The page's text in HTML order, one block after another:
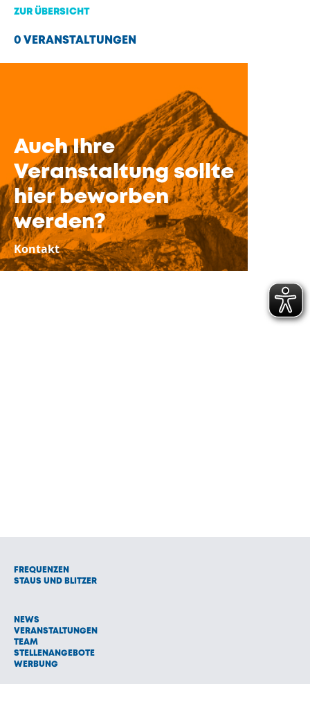
ZUR ÜBERSICHT
0 VERANSTALTUNGEN
Auch Ihre
Veranstaltung sollte
hier beworben
werden?
Kontakt
FREQUENZEN
STAUS UND BLITZER
NEWS
VERANSTALTUNGEN
TEAM
STELLENANGEBOTE
WERBUNG